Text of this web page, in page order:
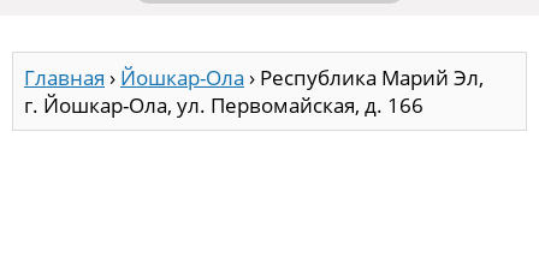
Главная › Йошкар-Ола › Республика Марий Эл,
г. Йошкар-Ола, ул. Первомайская, д. 166